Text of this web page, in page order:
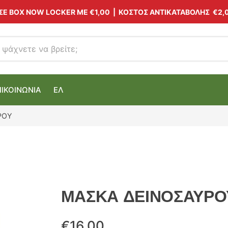
NOW LOCKER ΜΕ €1,00 | ΚΟΣΤΟΣ ΑΝΤΙΚΑΤΑΒΟΛΗΣ
ΕΛ
ΜΑΣΚΑ